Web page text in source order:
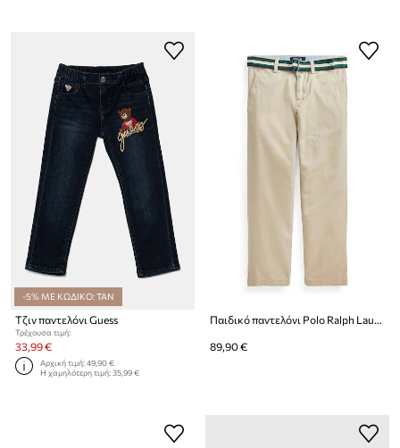
-5% ΜΕ ΚΩΔΙΚΟ: TAN
Τζιν παντελόνι Guess
Τρέχουσα τιμή:
33,99 €
Αρχική τιμή:49,90 €
Η χαμηλότερη τιμή:35,99 €
Παιδικό παντελόνι Polo Ralph Lauren
89,90 €